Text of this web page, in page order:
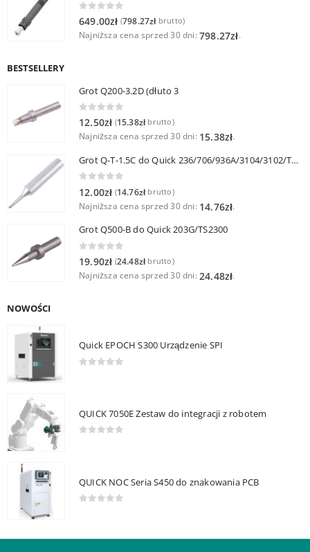
649.00zł (798.27złbrutto)
Najniższa cena sprzed 30 dni: 798.27zł.
BESTSELLERY
Grot Q200-3.2D (dłuto 3
0out of 5
12.50zł (15.38złbrutto)
Najniższa cena sprzed 30 dni: 15.38zł.
Grot Q-T-1.5C do Quick 236/706/936A/3104/3102/TS1100
12.00zł (14.76złbrutto)
Najniższa cena sprzed 30 dni: 14.76zł.
Grot Q500-B do Quick 203G/TS2300
0out of 5
19.90zł (24.48złbrutto)
Najniższa cena sprzed 30 dni: 24.48zł.
NOWOŚCI
Quick EPOCH S300 Urządzenie SPI
QUICK 7050E Zestaw do integracji z robotem
QUICK NOC Seria S450 do znakowania PCB